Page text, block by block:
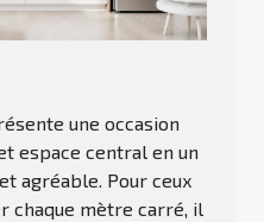
une occasion
espace central en un
agréable. Pour ceux
chaque mètre carré, il